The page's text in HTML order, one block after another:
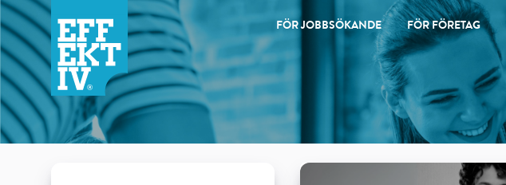
FÖR JOBBSÖKANDE FÖR FÖRETAG